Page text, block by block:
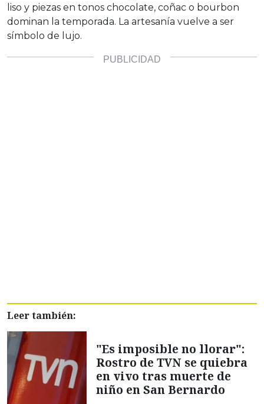
liso y piezas en tonos chocolate, coñac o bourbon
dominan la temporada. La artesanía vuelve a ser
símbolo de lujo.
Leer también:
"Es imposible no llorar":
Rostro de TVN se quiebra
en vivo tras muerte de
niño en San Bernardo